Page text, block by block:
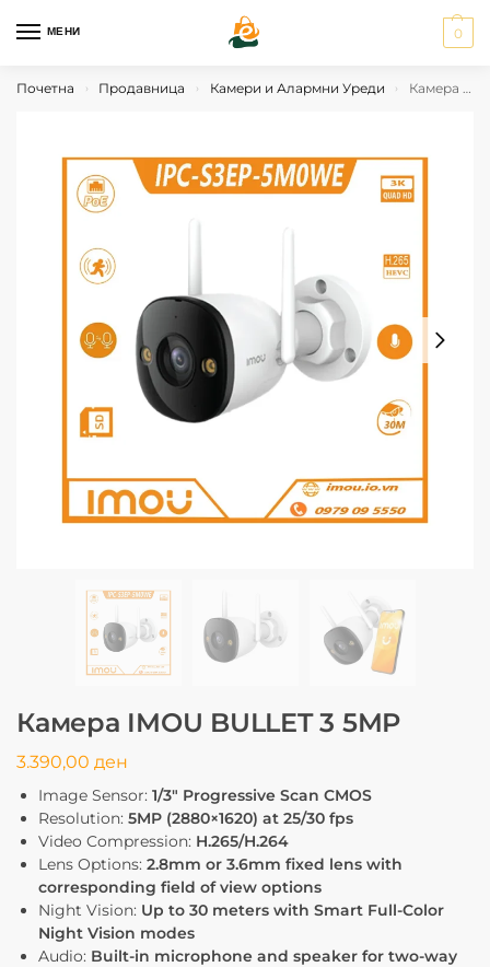
МЕНИ 0
Почетна › Продавница › Камери и Алармни Уреди › Камера IMOU BULLET 3 5MP
Камера IMOU BULLET 3 5MP
3.390,00 ден
Image Sensor: 1/3″ Progressive Scan CMOS
Resolution: 5MP (2880×1620) at 25/30 fps
Video Compression: H.265/H.264
Lens Options: 2.8mm or 3.6mm fixed lens with
corresponding field of view options
Night Vision: Up to 30 meters with Smart Full-Color
Night Vision modes
Audio: Built-in microphone and speaker for two-way